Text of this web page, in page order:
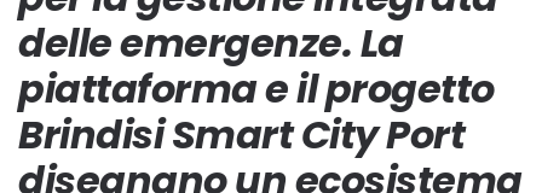
delle emergenze. La
piattaforma e il progetto
Brindisi Smart City Port
disegnano un ecosistema